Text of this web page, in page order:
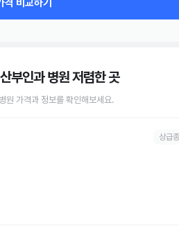
부인과 병원저렴한 곳
원 가격과 정보를 확인해보세요.
상급